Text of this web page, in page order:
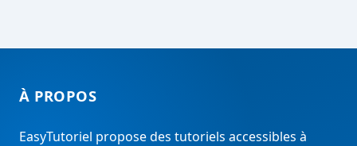
À PROPOS
EasyTutoriel propose des tutoriels accessibles à